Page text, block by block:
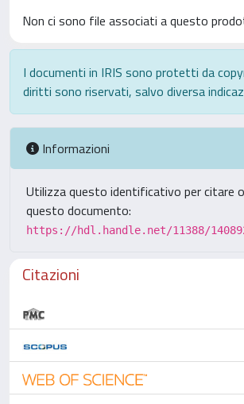
Non ci sono file associati a questo
I documenti in IRIS sono protetti da
diritti sono riservati, salvo diversa
Informazioni
Utilizza questo identificativo per citare
questo documento:
https://hdl.handle.net/11388/
Citazioni